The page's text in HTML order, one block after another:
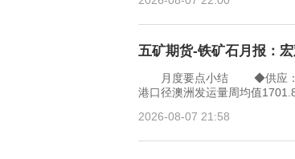
五矿期货-铁矿石月报：
月度要点小结 ◆供应：测
港口径澳洲发运量周均值
2026-08-07 21:58